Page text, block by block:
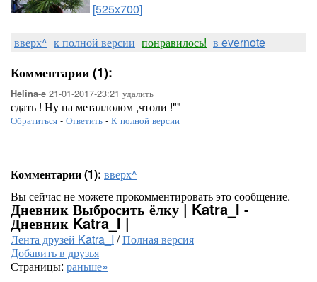
[525x700]
вверх^ к полной версии понравилось! в evernote
Комментарии (1):
Helina-e 21-01-2017-23:21 удалить
сдать ! Ну на металлолом ,чтоли !""
Обратиться - Ответить - К полной версии
Комментарии (1): вверх^
Вы сейчас не можете прокомментировать это сообщение.
Дневник Выбросить ёлку | Katra_I -
Дневник Katra_I |
Лента друзей Katra_I /Полная версия
Добавить в друзья
Страницы: раньше»